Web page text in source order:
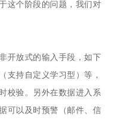
这个阶段的问题，我们对
开放式的输入手段，如下
支持自定义学习型）等，
校验。另外在数据进入系
可以及时预警（邮件、信